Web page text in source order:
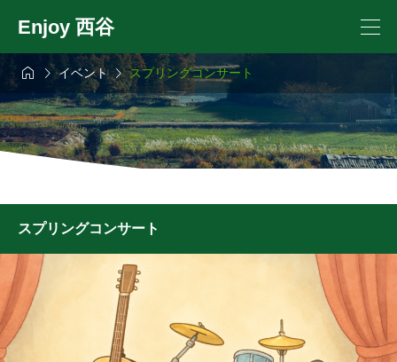
Enjoy 西谷
 イベントスプリングコンサート
スプリングコンサート